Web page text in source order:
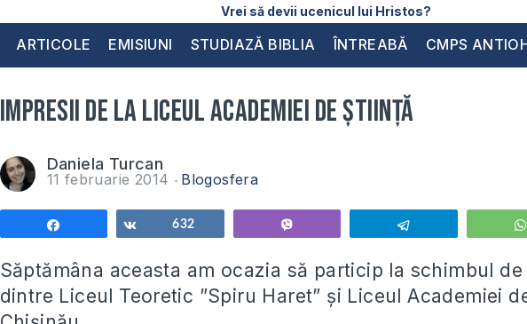
Vrei să devii ucenicul lui Hristos?
ARTICOLE EMISIUNI STUDIAZĂ BIBLIA ÎNTREABĂ CMPS
Impresii de la Liceul Academiei de Știință
Daniela Turcan
11 februarie 2014 Blogosfera
Share632
Săptămâna aceasta am ocazia să particip la schimbul
dintre Liceul Teoretic ”Spiru Haret” și Liceul Academiei